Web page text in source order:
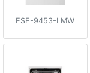
ESF-9453-LMW